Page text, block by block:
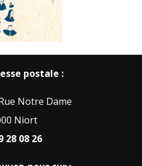
postale :
Notre Dame
Niort
28 08 26